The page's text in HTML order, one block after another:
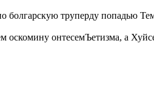
болгарскую труперду попадью
онтесемЪетизма, а